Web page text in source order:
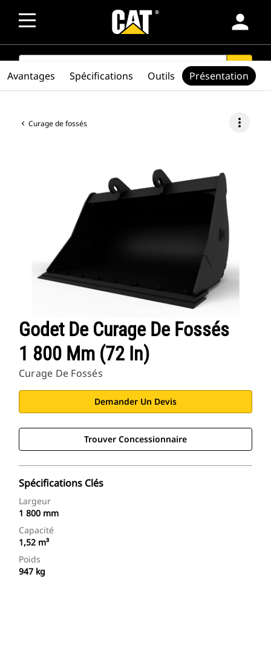
person
SEARCH search
Curage de fossés more_vert
Godet De Curage De Fossés
1 800 Mm (72 In)
Curage De Fossés
Demander Un Devis
Trouver Concessionnaire
Spécifications Clés
Largeur
1 800 mm
Capacité
1,52 m³
Poids
947 kg
Avantages Spécifications Outils Présentation